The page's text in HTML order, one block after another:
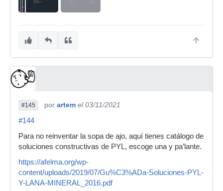
#145 por artem el 03/11/2021
#144
Para no reinventar la sopa de ajo, aquí tienes catálogo de
soluciones constructivas de PYL, escoge una y pa’lante.
https://afelma.org/wp-
content/uploads/2019/07/Gu%C3%ADa-Soluciones-PYL-
Y-LANA-MINERAL_2016.pdf